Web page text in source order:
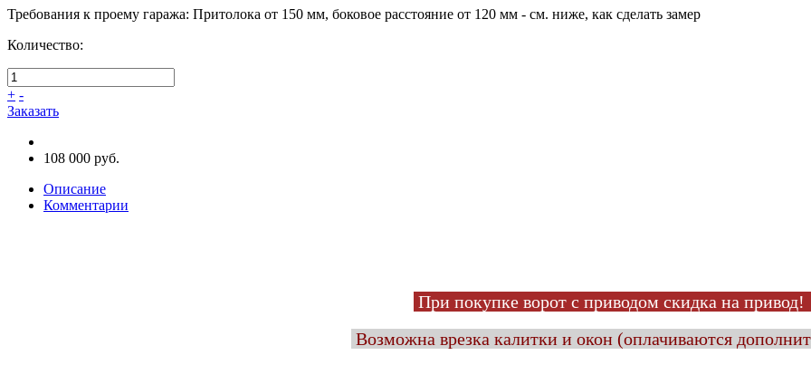
Требования к проему гаража: Притолока от 150 мм, боковое расстояние от 120 мм - см. ниже, как сделать замер
Количество:
+ -
Заказать
108 000 руб.
Описание
Комментарии
При покупке ворот с приводом скидка на привод!
Возможна врезка калитки и окон (оплачиваются